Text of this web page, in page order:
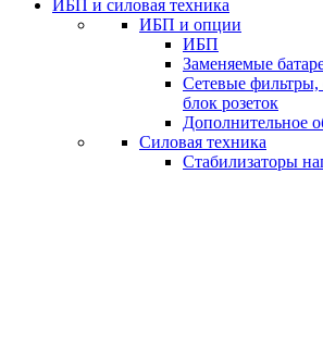
ИБП и силовая техника
ИБП и опции
ИБП
Заменяемые
Сетевые фильтры,
блок розеток
Дополнительное
Силовая техника
Стабилизаторы